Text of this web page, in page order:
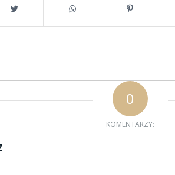
0
KOMENTARZY: